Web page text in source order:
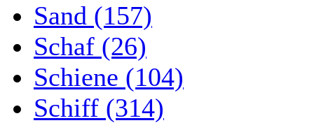
Sand (157)
Schaf (26)
Schiene (104)
Schiff (314)